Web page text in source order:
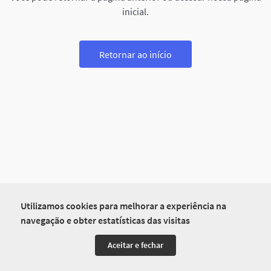
Utilizamos cookies para melhorar a experiência na
navegação e obter estatísticas das visitas
Aceitar e fechar
inicial.
Retornar ao início